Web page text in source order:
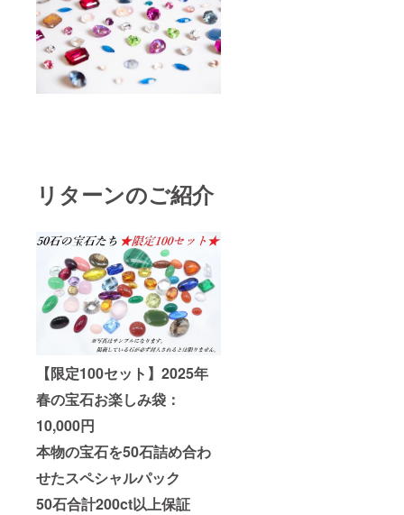
リターンのご紹介
【限定100セット】2025年
春の宝石お楽しみ袋：
10,000円
本物の宝石を50石詰め合わ
せたスペシャルパック
50石合計200ct以上保証